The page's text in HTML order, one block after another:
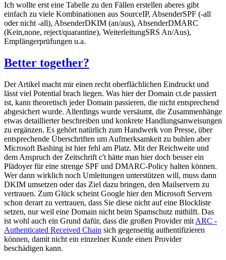
Ich wollte erst eine Tabelle zu den Fällen erstellen aberes gibt
einfach zu viele Kombinationen aus SourceIP, AbsenderSPF (-all
oder nicht -all), AbsenderDKIM (an/aus), AbsenderDMARC
(Kein,none, reject/quarantine), WeiterleitungSRS An/Aus),
Empfängerprüfungen u.a.
Better together?
Der Artikel macht mir einen recht oberflächlichen Eindruckt und
lässt viel Potential brach liegen. Was hier der Domain ct.de passiert
ist, kann theoretisch jeder Domain passieren, die nicht entsprechend
abgesichert wurde. Allerdings wurde versäumt, die Zusammenhänge
etwas detaillierter beschreiben und konkrete Handlungsanweisungen
zu ergänzen. Es gehört natürlich zum Handwerk von Presse, über
entsprechende Überschriften um Aufmerksamkeit zu buhlen aber
Microsoft Bashing ist hier fehl am Platz. Mit der Reichweite und
dem Anspruch der Zeitschrift c't hätte man hier doch besser ein
Plädoyer für eine strenge SPF und DMARC-Policy halten können.
Wer dann wirklich noch Umleitungen unterstützen will, muss dann
DKIM umsetzen oder das Ziel dazu bringen, den Mailservern zu
vertrauen. Zum Glück scheint Google hier den Microsoft Servern
schon derart zu vertrauen, dass Sie diese nicht auf eine Blockliste
setzen, nur weil eine Domain nicht beim Spamschutz mithilft. Das
ist wohl auch ein Grund dafür, dass die großen Provider mit ARC -
Authenticated Received Chain sich gegenseitig authentifizieren
können, damit nicht ein einzelner Kunde einen Provider
beschädigen kann.